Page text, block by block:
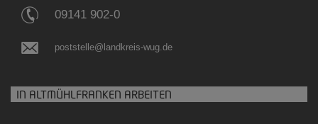
09141 902-0
poststelle@landkreis-wug.de
IN ALTMÜHLFRANKEN ARBEITEN